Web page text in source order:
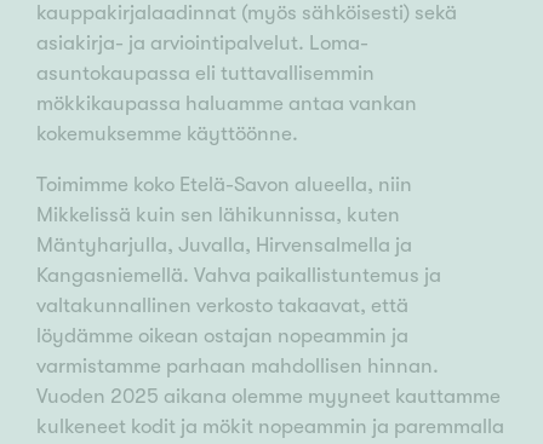
kauppakirjalaadinnat (myös sähköisesti) sekä
asiakirja- ja arviointipalvelut. Loma-
asuntokaupassa eli tuttavallisemmin
mökkikaupassa haluamme antaa vankan
kokemuksemme käyttöönne.
Toimimme koko Etelä-Savon alueella, niin
Mikkelissä kuin sen lähikunnissa, kuten
Mäntyharjulla, Juvalla, Hirvensalmella ja
Kangasniemellä. Vahva paikallistuntemus ja
valtakunnallinen verkosto takaavat, että
löydämme oikean ostajan nopeammin ja
varmistamme parhaan mahdollisen hinnan.
Vuoden 2025 aikana olemme myyneet kauttamme
kulkeneet kodit ja mökit nopeammin ja paremmalla